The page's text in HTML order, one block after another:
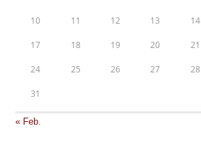
10 11 12 13 14
17 18 19 20 21
24 25 26 27 28
31
« Feb.